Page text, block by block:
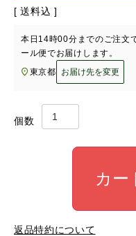
送料込
本日 14時00分 までのご注文
ール便でお届けします。
東京都
お届け先を変更
カー
返品特約について